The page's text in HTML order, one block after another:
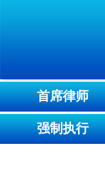
首席律师
强制执行